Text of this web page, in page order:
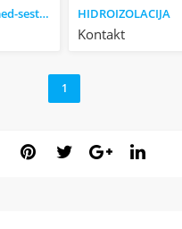
Njemacka Dresden med-sestra ili tehnicar do 45god HIDROIZOLACIJA
Kontakt
1